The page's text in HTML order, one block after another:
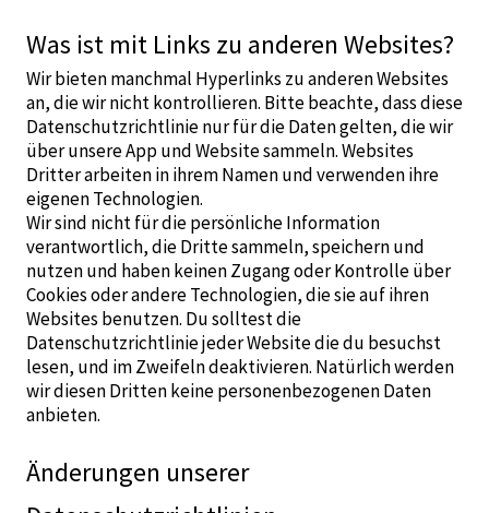
Was ist mit Links zu anderen Websites?
Wir bieten manchmal Hyperlinks zu anderen Websites
an, die wir nicht kontrollieren. Bitte beachte, dass diese
Datenschutzrichtlinie nur für die Daten gelten, die wir
über unsere App und Website sammeln. Websites
Dritter arbeiten in ihrem Namen und verwenden ihre
eigenen Technologien.
Wir sind nicht für die persönliche Information
verantwortlich, die Dritte sammeln, speichern und
nutzen und haben keinen Zugang oder Kontrolle über
Cookies oder andere Technologien, die sie auf ihren
Websites benutzen. Du solltest die
Datenschutzrichtlinie jeder Website die du besuchst
lesen, und im Zweifeln deaktivieren. Natürlich werden
wir diesen Dritten keine personenbezogenen Daten
anbieten.
Änderungen unserer